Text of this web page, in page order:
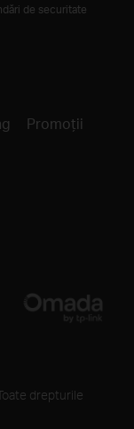
de securitate
Promoții
drepturile